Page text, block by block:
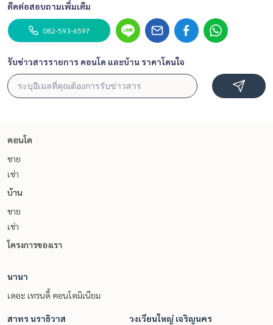
ติดต่อสอบถามเพิ่มเติม
082-593-6597
รับข่าวสารรายการ คอนโด และบ้าน ราคาโดนใจ
คอนโด
ขาย
เช่า
บ้าน
ขาย
เช่า
โครงการของเรา
นานา
เดอะ เทรนดี้ คอนโดมิเนียม
สาทร นราธิวาส
วงเวียนใหญ่ เจริญนคร